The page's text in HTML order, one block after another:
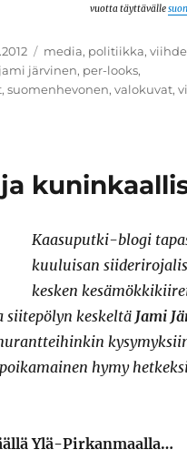
vuotta täyttävälle
Kategoriat
media, politiikka,viihde
jami järvinen, per-looks,
,suomenhevonen,valokuvat,
Kaasuputki-blogi
kuuluisan
kesken
siitepölyn keskeltä Jami
hymy
Ylä-Pirkanmaalla…